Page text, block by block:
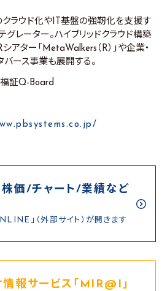
ラウド化やIT基盤の強靭化を支援す
グレーター。ハイブリッドクラウド構築
アター「MetaWalkers（R）」や企業・
バース事業も展開する。
福証Q-Board
価/チャート/業績など
」（外部サイト）が開きます
情報サービス｢MIR@I｣